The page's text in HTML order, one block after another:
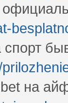
спорт
на